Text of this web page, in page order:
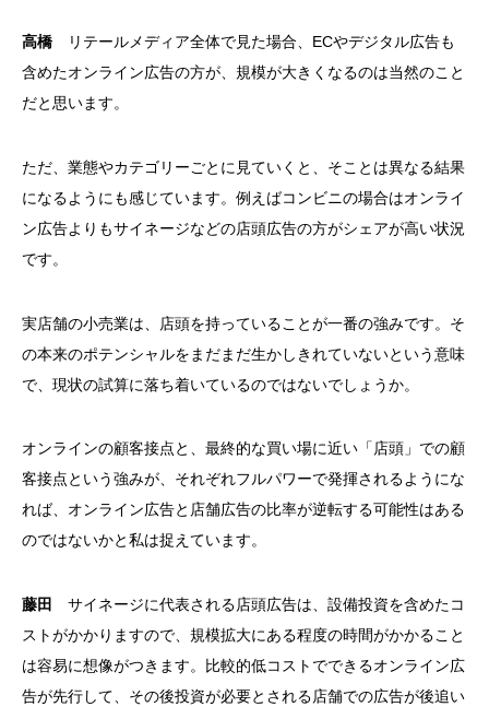
高橋 リテールメディア全体で見た場合、ECやデジタル広告も
含めたオンライン広告の方が、規模が大きくなるのは当然のこと
だと思います。
ただ、業態やカテゴリーごとに見ていくと、そことは異なる結果
になるようにも感じています。例えばコンビニの場合はオンライ
ン広告よりもサイネージなどの店頭広告の方がシェアが高い状況
です。
実店舗の小売業は、店頭を持っていることが一番の強みです。そ
の本来のポテンシャルをまだまだ生かしきれていないという意味
で、現状の試算に落ち着いているのではないでしょうか。
オンラインの顧客接点と、最終的な買い場に近い「店頭」での顧
客接点という強みが、それぞれフルパワーで発揮されるようにな
れば、オンライン広告と店舗広告の比率が逆転する可能性はある
のではないかと私は捉えています。
藤田
サイネージに代表される店頭広告は、設備投資を含めたコ
ストがかかりますので、規模拡大にある程度の時間がかかること
は容易に想像がつきます。比較的低コストでできるオンライン広
告が先行して、その後投資が必要とされる店舗での広告が後追い